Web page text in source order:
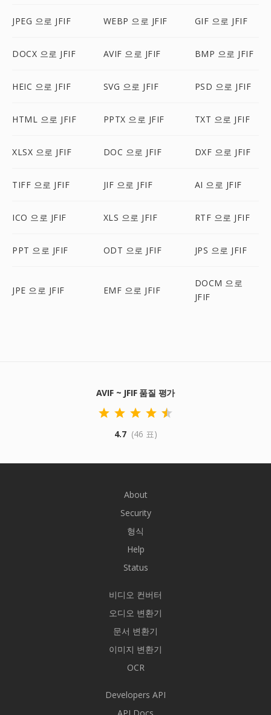
JPEG 으로 JFIF WEBP 으로 JFIF GIF 으로 JFIF
DOCX 으로 JFIF AVIF 으로 JFIF BMP 으로 JFIF
HEIC 으로 JFIF SVG 으로 JFIF PSD 으로 JFIF
HTML 으로 JFIF PPTX 으로 JFIF TXT 으로 JFIF
XLSX 으로 JFIF DOC 으로 JFIF DXF 으로 JFIF
TIFF 으로 JFIF JIF 으로 JFIF AI 으로 JFIF
ICO 으로 JFIF XLS 으로 JFIF RTF 으로 JFIF
PPT 으로 JFIF ODT 으로 JFIF JPS 으로 JFIF
JPE 으로 JFIF EMF 으로 JFIF
DOCM 으로
JFIF
AVIF ~ JFIF 품질 평가
4.7 (46 표)
About
Security
형식
Help
Status
비디오 컨버터
오디오 변환기
문서 변환기
이미지 변환기
OCR
Developers API